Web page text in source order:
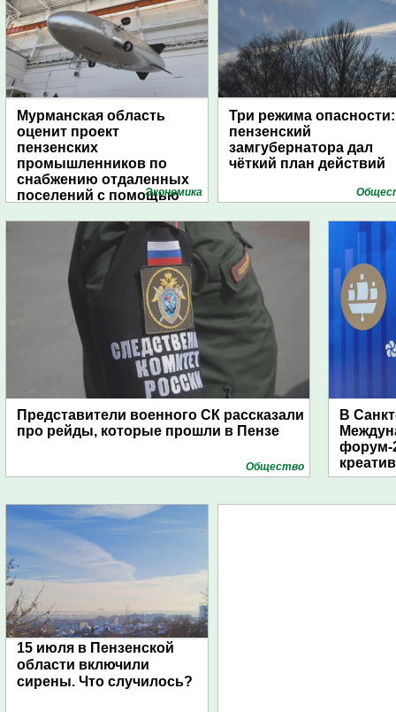
Мурманская область
оценит проект
пензенских
промышленников по
снабжению отдаленных
поселений с помощью
Экономика
Три режима опасности:
пензенский
замгубернатора дал
чёткий план действий
Представители военного СК рассказали
про рейды, которые прошли в Пензе
Общество
В
форум-
15 июля в Пензенской
области включили
сирены. Что случилось?